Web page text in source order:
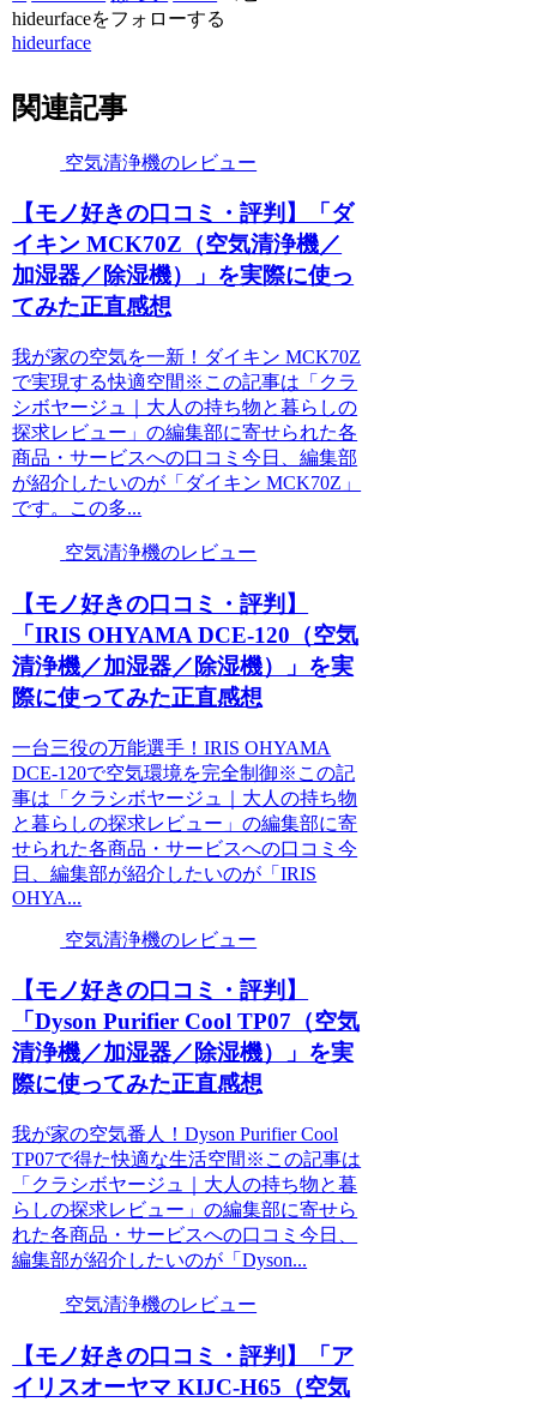
hideurfaceをフォローする
hideurface
関連記事
空気清浄機のレビュー
【モノ好きの口コミ・評判】「ダ
イキン MCK70Z（空気清浄機／
加湿器／除湿機）」を実際に使っ
てみた正直感想
我が家の空気を一新！ダイキン MCK70Z
で実現する快適空間※この記事は「クラ
シボヤージュ｜大人の持ち物と暮らしの
探求レビュー」の編集部に寄せられた各
商品・サービスへの口コミ今日、編集部
が紹介したいのが「ダイキン MCK70Z」
です。この多...
空気清浄機のレビュー
【モノ好きの口コミ・評判】
「IRIS OHYAMA DCE-120（空気
清浄機／加湿器／除湿機）」を実
際に使ってみた正直感想
一台三役の万能選手！IRIS OHYAMA
DCE-120で空気環境を完全制御※この記
事は「クラシボヤージュ｜大人の持ち物
と暮らしの探求レビュー」の編集部に寄
せられた各商品・サービスへの口コミ今
日、編集部が紹介したいのが「IRIS
OHYA...
空気清浄機のレビュー
【モノ好きの口コミ・評判】
「Dyson Purifier Cool TP07（空気
清浄機／加湿器／除湿機）」を実
際に使ってみた正直感想
我が家の空気番人！Dyson Purifier Cool
TP07で得た快適な生活空間※この記事は
「クラシボヤージュ｜大人の持ち物と暮
らしの探求レビュー」の編集部に寄せら
れた各商品・サービスへの口コミ今日、
編集部が紹介したいのが「Dyson...
空気清浄機のレビュー
【モノ好きの口コミ・評判】「ア
イリスオーヤマ KIJC-H65（空気